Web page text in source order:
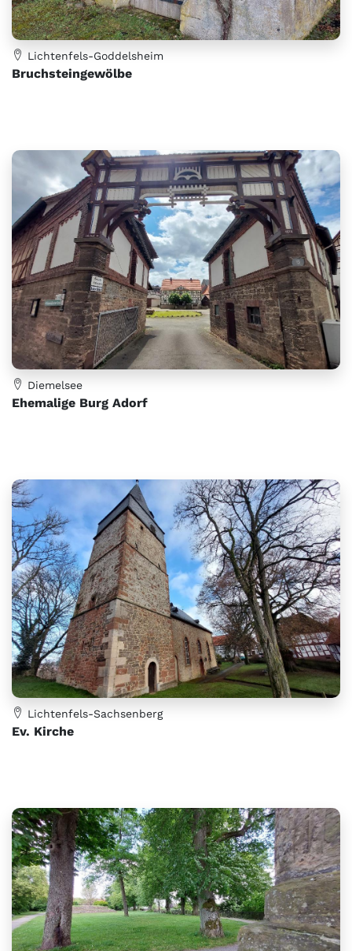
Lichtenfels-Goddelsheim
Bruchsteingewölbe
Diemelsee
Ehemalige Burg Adorf
Lichtenfels-Sachsenberg
Ev. Kirche